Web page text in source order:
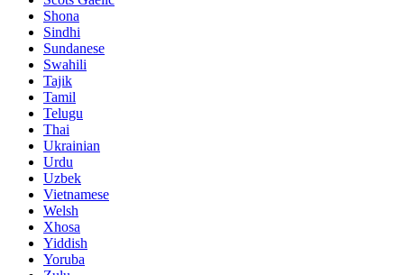
Shona
Sindhi
Sundanese
Swahili
Tajik
Tamil
Telugu
Thai
Ukrainian
Urdu
Uzbek
Vietnamese
Welsh
Xhosa
Yiddish
Yoruba